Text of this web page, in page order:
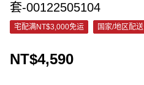
套-00122505104
宅配满NT$3,000免运 国家/地区配送
NT$4,590